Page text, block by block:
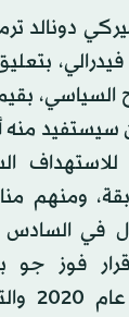
دونالد
منه
للاستهداف
ومنهم
في السادس
لمنع إقرار فوز